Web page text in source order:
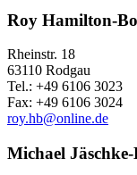
Roy Hamilton-
Rheinstr. 18
63110 Rodgau
Tel.: +49 6106 3023
Fax: +49 6106 3024
roy.hb@online.de
Michael